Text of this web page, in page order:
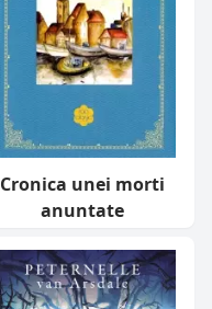
Cronica unei morti
anuntate